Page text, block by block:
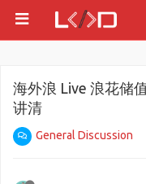
海外浪 Live 浪花储
讲清
General Discussion